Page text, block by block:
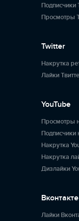
Подписчики
Просмотры
Twitter
Накрутка
Лайки
YouTube
Просмотры
Подписчики
Накрутка
Накрутка
Дизлайки
Вконтакте
Лайки